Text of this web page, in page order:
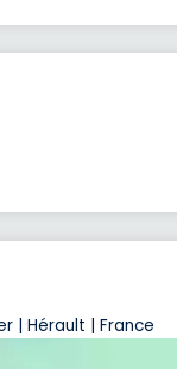
| Hérault | France